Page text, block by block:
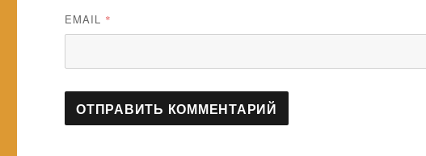
EMAIL *